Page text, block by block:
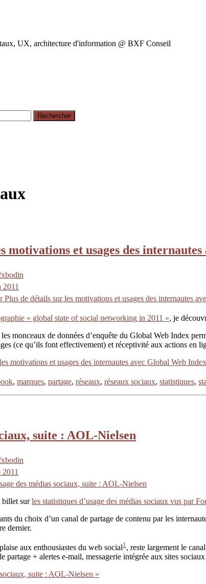
UX, architecture d'information @ BXF Conseil
motivations et usages des
2011
Plus de détails sur les motivations et usages des internautes
« global state of social networking in 2011 », je
monceaux de données d’enquête du Global Web Index
(ce qu’ils font effectivement) et réceptivité aux actions en
motivations et usages des internautes avec Global Web
, marques, partage, réseaux, réseaux sociaux, statistiques,
suite : AOL-Nielsen
des médias sociaux, suite : AOL-Nielsen
billet surles statistiques d’usage des médias sociaux vus par
du choix d’un canal de partage de contenu par les
dernier.
aux enthousiastes du web social1 , reste largement le
partage + alertes e-mail, messagerie intégrée aux sites
suite : AOL-Nielsen »